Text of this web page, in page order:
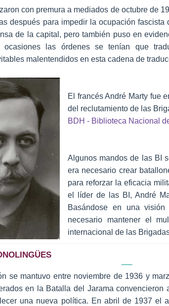
con premura a mediados de octubre de
después para impedir la ocupación
de la capital, pero también puso en
ocasiones las órdenes se tenían que
malentendidos en esta cadena de
El francés André Marty fue
del reclutamiento de las
BDH - Biblioteca Nacional
Algunos mandos de las BI
era necesario crear
para reforzar la eficacia
el líder de las BI, André
Basándose en una
necesario mantener el
internacional de las
se mantuvo entre noviembre de 1936 y
en la Batalla del Jarama
una nueva política. En abril de 1937 el